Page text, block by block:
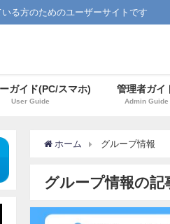
る方のためのユーザーサイトです
ガイド(PC/スマホ)
User Guide
管理者ガイ
Admin Guide
ホーム グループ情報
グループ情報の記